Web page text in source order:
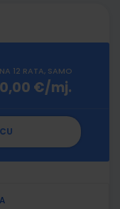
NA 12 RATA, SAMO
0,00 €/mj.